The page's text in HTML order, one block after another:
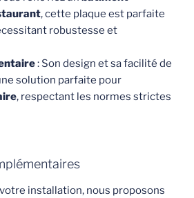
, cette plaque est parfaite
robustesse et
: Son design et sa facilité de
solution parfaite pour
, respectant les normes strictes
installation, nous proposons